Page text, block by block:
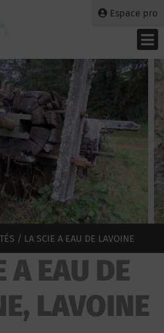
Espace pro
/ LA SCIE A EAU DE LAVOINE
A EAU DE
LAVOINE